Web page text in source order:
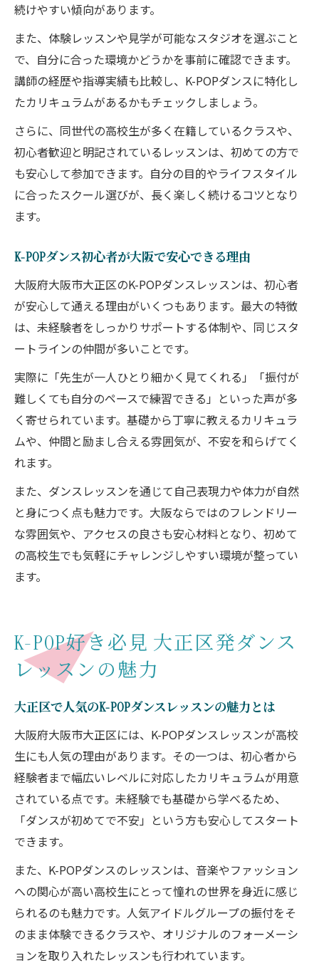
続けやすい傾向があります。
また、体験レッスンや見学が可能なスタジオを選ぶこと
で、自分に合った環境かどうかを事前に確認できます。
講師の経歴や指導実績も比較し、K-POPダンスに特化し
たカリキュラムがあるかもチェックしましょう。
さらに、同世代の高校生が多く在籍しているクラスや、
初心者歓迎と明記されているレッスンは、初めての方で
も安心して参加できます。自分の目的やライフスタイル
に合ったスクール選びが、長く楽しく続けるコツとなり
ます。
K-POPダンス初心者が大阪で安心できる理由
大阪府大阪市大正区のK-POPダンスレッスンは、初心者
が安心して通える理由がいくつもあります。最大の特徴
は、未経験者をしっかりサポートする体制や、同じスタ
ートラインの仲間が多いことです。
実際に「先生が一人ひとり細かく見てくれる」「振付が
難しくても自分のペースで練習できる」といった声が多
く寄せられています。基礎から丁寧に教えるカリキュラ
ムや、仲間と励まし合える雰囲気が、不安を和らげてく
れます。
また、ダンスレッスンを通じて自己表現力や体力が自然
と身につく点も魅力です。大阪ならではのフレンドリー
な雰囲気や、アクセスの良さも安心材料となり、初めて
の高校生でも気軽にチャレンジしやすい環境が整ってい
ます。
K-POP好き必見 大正区発ダンス
レッスンの魅力
大正区で人気のK-POPダンスレッスンの魅力とは
大阪府大阪市大正区には、K-POPダンスレッスンが高校
生にも人気の理由があります。その一つは、初心者から
経験者まで幅広いレベルに対応したカリキュラムが用意
されている点です。未経験でも基礎から学べるため、
「ダンスが初めてで不安」という方も安心してスタート
できます。
また、K-POPダンスのレッスンは、音楽やファッション
への関心が高い高校生にとって憧れの世界を身近に感じ
られるのも魅力です。人気アイドルグループの振付をそ
のまま体験できるクラスや、オリジナルのフォーメーシ
ョンを取り入れたレッスンも行われています。